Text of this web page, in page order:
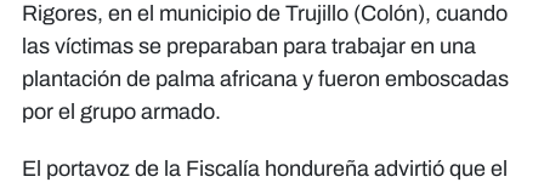
Rigores, en el municipio de Trujillo (Colón), cuando
las víctimas se preparaban para trabajar en una
plantación de palma africana y fueron emboscadas
por el grupo armado.
El portavoz de la Fiscalía hondureña advirtió que el